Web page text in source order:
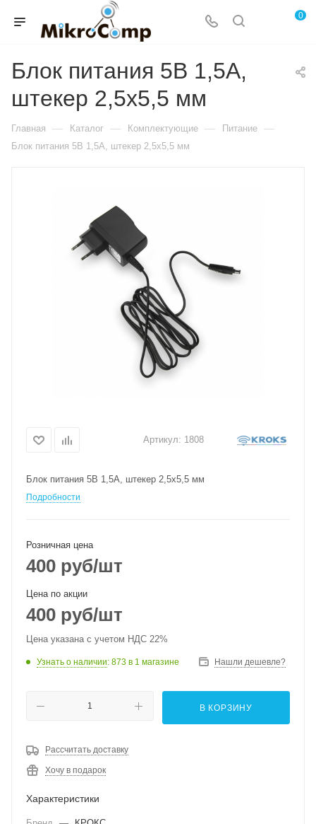
0
Блок питания 5В 1,5А,
штекер 2,5х5,5 мм
Главная — Каталог — Комплектующие — Питание —
Блок питания 5В 1,5А, штекер 2,5х5,5 мм
Артикул: 1808
Блок питания 5В 1,5А, штекер 2,5х5,5 мм
Подробности
Розничная цена
400 руб/шт
Цена по акции
400 руб/шт
Цена указана с учетом НДС 22%
Узнать о наличии: 873 в 1 магазине Нашли дешевле?
В КОРЗИНУ
Рассчитать доставку
Хочу в подарок
Характеристики